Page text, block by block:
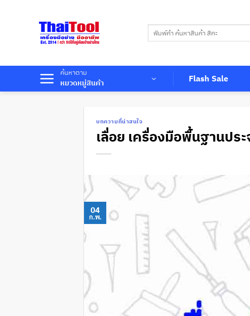
ค้นหาตาม
หมวดหมู่สินค้า Flash Sale
บทความที่น่าสนใจ
เลื่อย เครื่องมือพื้นฐานปร
04
ก.พ.